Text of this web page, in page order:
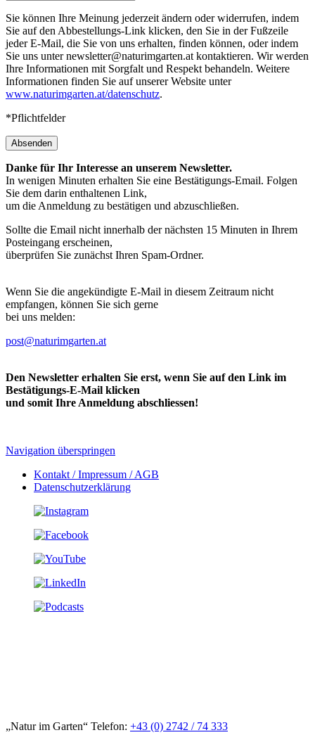
Sie können Ihre Meinung jederzeit ändern oder widerrufen, indem
Sie auf den Abbestellungs-Link klicken, den Sie in der Fußzeile
jeder E-Mail, die Sie von uns erhalten, finden können, oder indem
Sie uns unter newsletter@naturimgarten.at kontaktieren. Wir werden
Ihre Informationen mit Sorgfalt und Respekt behandeln. Weitere
Informationen finden Sie auf unserer Website unter
www.naturimgarten.at/datenschutz.
*Pflichtfelder
Absenden
Danke für Ihr Interesse an unserem Newsletter.
In wenigen Minuten erhalten Sie eine Bestätigungs-Email. Folgen
Sie dem darin enthaltenen Link,
um die Anmeldung zu bestätigen und abzuschließen.
Sollte die Email nicht innerhalb der nächsten 15 Minuten in Ihrem
Posteingang erscheinen,
überprüfen Sie zunächst Ihren Spam-Ordner.
Wenn Sie die angekündigte E-Mail in diesem Zeitraum nicht
empfangen, können Sie sich gerne
bei uns melden:
post@naturimgarten.at
Den Newsletter erhalten Sie erst, wenn Sie auf den Link im
Bestätigungs-E-Mail klicken
und somit Ihre Anmeldung abschliessen!
Navigation überspringen
Kontakt / Impressum / AGB
Datenschutzerklärung
„Natur im Garten“ Telefon: +43 (0) 2742 / 74 333